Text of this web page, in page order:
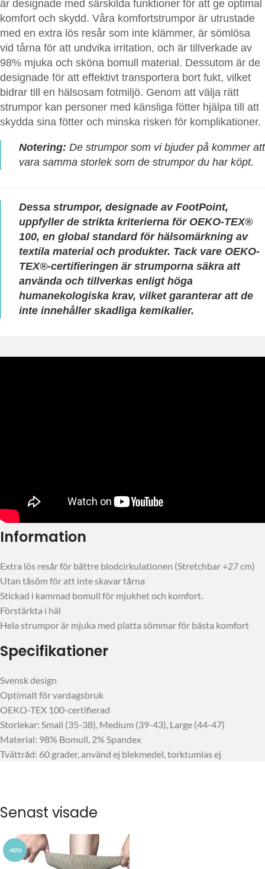
är designade med särskilda funktioner för att ge optimal
komfort och skydd. Våra komfortstrumpor är utrustade
med en extra lös resår som inte klämmer, är sömlösa
vid tårna för att undvika irritation, och är tillverkade av
98% mjuka och sköna bomull material. Dessutom är de
designade för att effektivt transportera bort fukt, vilket
bidrar till en hälsosam fotmiljö. Genom att välja rätt
strumpor kan personer med känsliga fötter hjälpa till att
skydda sina fötter och minska risken för komplikationer.
Notering: De strumpor som vi bjuder på kommer att
vara samma storlek som de strumpor du har köpt.
Dessa strumpor, designade av FootPoint,
uppfyller de strikta kriterierna för OEKO-TEX®
100, en global standard för hälsomärkning av
textila material och produkter. Tack vare OEKO-
TEX®-certifieringen är strumporna säkra att
använda och tillverkas enligt höga
humanekologiska krav, vilket garanterar att de
inte innehåller skadliga kemikalier.
Information
Extra lös resår för bättre blodcirkulationen (Stretchbar +27 cm)
Utan tåsöm för att inte skavar tårna
Stickad i kammad bomull för mjukhet och komfort.
Förstärkta i häl
Hela strumpor är mjuka med platta sömmar för bästa komfort
Specifikationer
Svensk design
Optimalt för vardagsbruk
OEKO-TEX 100-certifierad
Storlekar: Small (35-38), Medium (39-43), Large (44-47)
Material: 98% Bomull, 2% Spandex
Tvättråd: 60 grader, använd ej blekmedel, torktumlas ej
Senast visade
-40%